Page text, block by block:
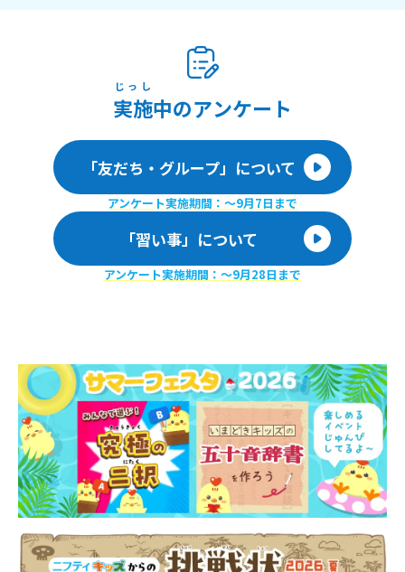
実施
じっし
中のアンケート
「友だち・グループ」について
アンケート実施期間：〜9月7日まで
「習い事」について
アンケート実施期間：〜9月28日まで